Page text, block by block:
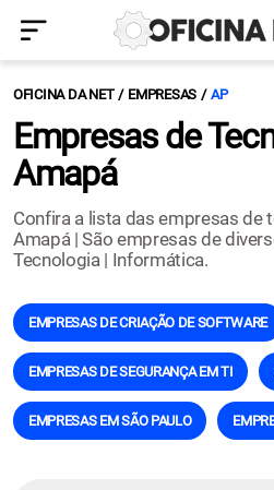
OFICINA DA NET EMPRESAS AP
Empresas de
Amapá
Confira a lista das empresas de
Amapá | São empresas de
Tecnologia | Informática.
EMPRESAS DE CRIAÇÃO DE SOFTWARE
EMPRESAS DE SEGURANÇA EM TI
EMPRESAS EM SÃO PAULO